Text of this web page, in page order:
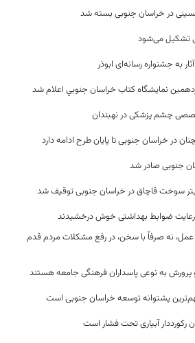
تشکیل می‌شود
نمايشگاه كتاب خراسان جنوبي اعلام شد
چشم پزشکی در نهبندان
در خراسان جنوبی تا پایان طرح ادامه دارد
رعایت ضوابط بهداشتی خوش درخشیدند
عمل، نه صرفاً با سخن، در رفع مشکلات مردم قدم
پرورش به نوعی پاسداران فرهنگی جامعه هستند
پشتوانه توسعه خراسان جنوبی است
آبیاری تحت فشار است